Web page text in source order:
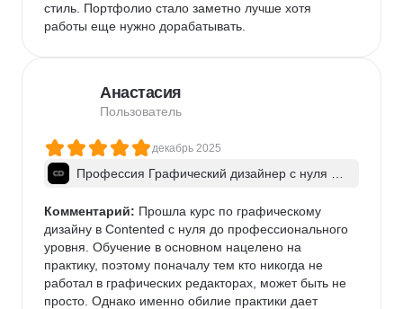
стиль. Портфолио стало заметно лучше хотя
работы еще нужно дорабатывать.
Анастасия
Пользователь
декабрь 2025
Профессия Графический дизайнер с нуля д
Комментарий: Прошла курс по графическому
дизайну в Contented с нуля до профессионального
уровня. Обучение в основном нацелено на
практику, поэтому поначалу тем кто никогда не
работал в графических редакторах, может быть не
просто. Однако именно обилие практики дает